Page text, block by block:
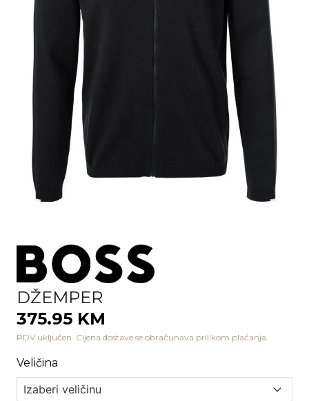
DŽEMPER
375.95 KM
PDV uključen. Cijena dostave se obračunava prilikom plaćanja.
Veličina